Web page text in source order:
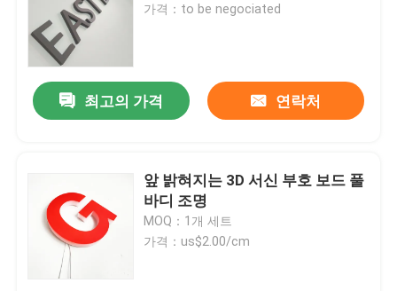
가격：to be negociated
최고의 가격 연락처
앞 밝혀지는 3D 서신 부호 보드 풀
바디 조명
MOQ：1개 세트
가격：us$2.00/cm